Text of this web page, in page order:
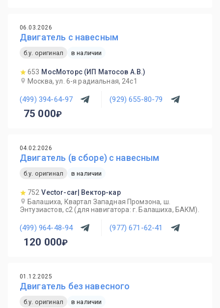
06.03.2026
Двигатель с навесным
б.у. оригинал в наличии
653 МосМоторс (ИП Матосов А.В.)
Москва, ул. 6-я радиальная, 24с1
(499) 394-64-97 (929) 655-80-79
75 000
04.02.2026
Двигатель (в сборе) с навесным
б.у. оригинал в наличии
752 Vector-car| Вектор-кар
Балашиха, Квартал Западная Промзона, ш.
Энтузиастов, с2 (для навигатора: г. Балашиха, БАКМ).
(499) 964-48-94 (977) 671-62-41
120 000
01.12.2025
Двигатель без навесного
б.у. оригинал в наличии